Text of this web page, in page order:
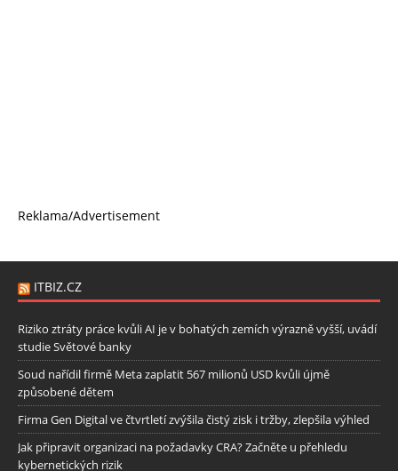
Reklama/Advertisement
ITBIZ.CZ
Riziko ztráty práce kvůli AI je v bohatých zemích výrazně vyšší, uvádí
studie Světové banky
Soud nařídil firmě Meta zaplatit 567 milionů USD kvůli újmě
způsobené dětem
Firma Gen Digital ve čtvrtletí zvýšila čistý zisk i tržby, zlepšila výhled
Jak připravit organizaci na požadavky CRA? Začněte u přehledu
kybernetických rizik